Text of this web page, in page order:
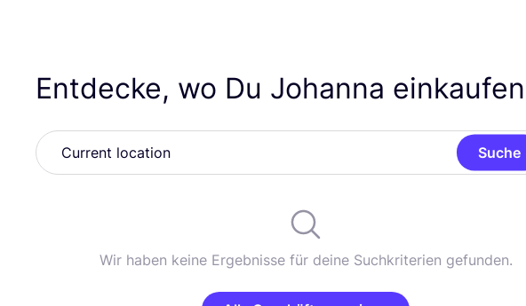
Entdecke, wo Du Johanna
Suche
Wir haben keine Ergebnisse für deine Suchkriterien gefunden.